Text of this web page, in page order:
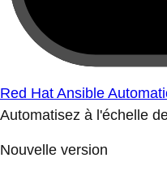
Red Hat Ansible
Automatisez à l'échelle
Nouvelle version